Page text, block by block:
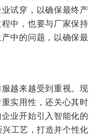
试穿，以确保最终产
中，也要与厂家保持
中的问题，以确保最
越来越受到重视。现
实用性，还关心其时
业开始引入智能化的
工艺，打造并个性化